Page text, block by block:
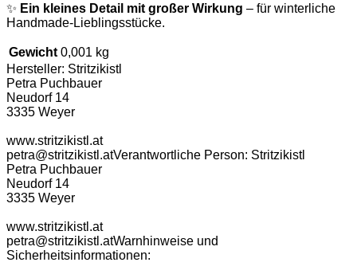
✨ Ein kleines Detail mit großer Wirkung – für winterliche
Handmade-Lieblingsstücke.
Gewicht 0,001 kg
Hersteller: Stritzikistl
Petra Puchbauer
Neudorf 14
3335 Weyer
www.stritzikistl.at
petra@stritzikistl.atVerantwortliche Person: Stritzikistl
Petra Puchbauer
Neudorf 14
3335 Weyer
www.stritzikistl.at
petra@stritzikistl.atWarnhinweise und
Sicherheitsinformationen: